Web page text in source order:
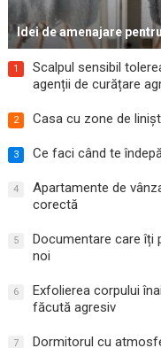
Idei de amenajare
1
Scalpul sensibil
agenții de curățare
2 Casa cu zone de
3 Ce faci când te
4
Apartamente de
corectă
5
Documentare care îți
noi
6
Exfolierea corpului
făcută agresiv
7 Dormitorul cu